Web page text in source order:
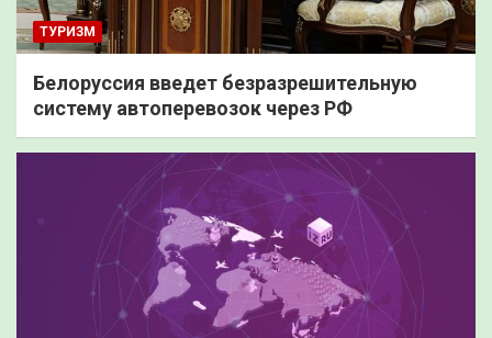
ТУРИЗМ
Белоруссия введет безразрешительную
систему автоперевозок через РФ